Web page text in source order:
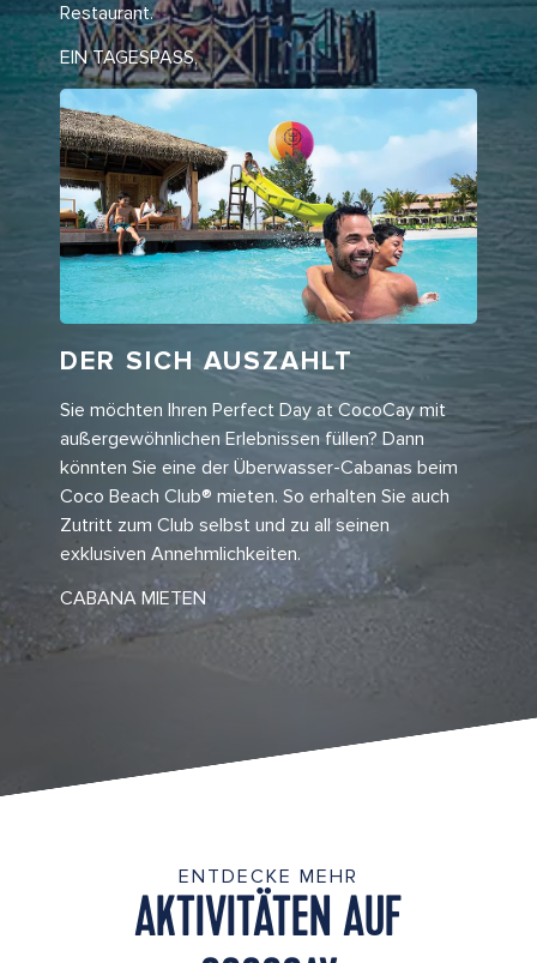
Restaurant.
EIN TAGESPASS,
DER SICH AUSZAHLT
Sie möchten Ihren Perfect Day at CocoCay mit
außergewöhnlichen Erlebnissen füllen? Dann
könnten Sie eine der Überwasser-Cabanas beim
Coco Beach Club® mieten. So erhalten Sie auch
Zutritt zum Club selbst und zu all seinen
exklusiven Annehmlichkeiten.
CABANA MIETEN
ENTDECKE MEHR
AKTIVITÄTEN AUF